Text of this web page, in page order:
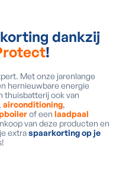
dankzij
!
Met onze jarenlange
hernieuwbare energie
thuisbatterij ook van
, airconditioning,
of een laadpaal
van deze producten en
extraspaarkorting op je